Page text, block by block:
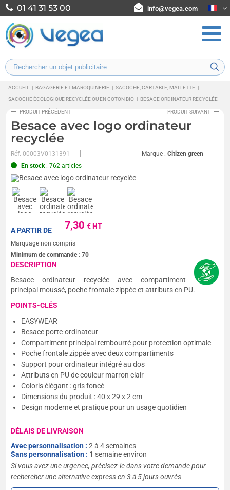
01 41 31 53 00 info@vegea.com
ACCUEIL | BAGAGERIE ET MAROQUINERIE | SACOCHE, CARTABLE, MALLETTE |
SACOCHE ÉCOLOGIQUE RECYCLÉE OU EN COTON BIO | BESACE ORDINATEUR RECYCLÉE
PRODUIT PRÉCÉDENT PRODUIT SUIVANT
Besace avec logo ordinateur
recyclée
Réf.00003V0131391 Marque : Citizen green
En stock: 762 articles
7,30€ HT
A PARTIR DE
Marquage non compris
Minimum de commande :70
DESCRIPTION
Besace ordinateur recyclée avec compartiment
principal moussé, poche frontale zippée et attributs en PU.
POINTS-CLÉS
EASYWEAR
Besace porte-ordinateur
Compartiment principal rembourré pour protection optimale
Poche frontale zippée avec deux compartiments
Support pour ordinateur intégré au dos
Attributs en PU de couleur marron clair
Coloris élégant : gris foncé
Dimensions du produit : 40 x 29 x 2 cm
Design moderne et pratique pour un usage quotidien
DÉLAIS DE LIVRAISON
Avec personnalisation :2 à 4 semaines
Sans personnalisation : 1 semaine environ
Si vous avez une urgence, précisez-le dans votre demande pour
rechercher une alternative express en 3 à 5 jours ouvrés